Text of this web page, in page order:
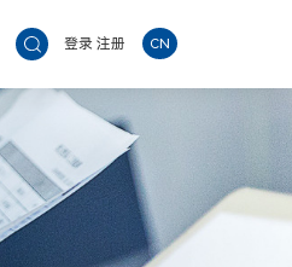
登录 注册 CN